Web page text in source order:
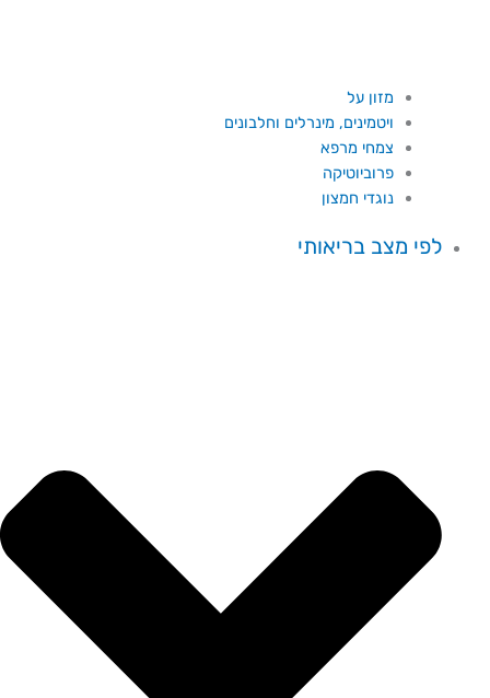
מזון על
ויטמינים, מינרלים וחלבונים
צמחי מרפא
פרוביוטיקה
נוגדי חמצון
לפי מצב בריאותי